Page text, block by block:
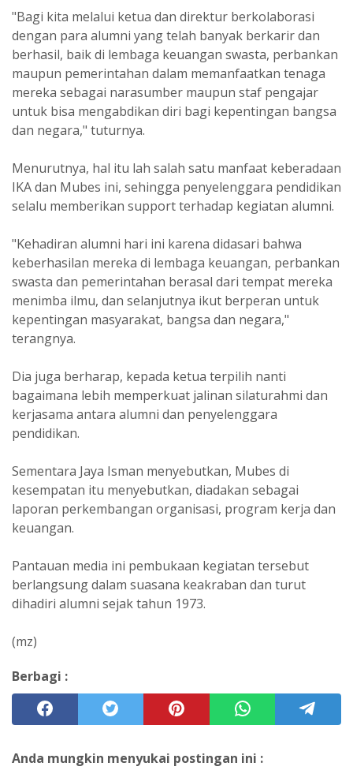
"Bagi kita melalui ketua dan direktur berkolaborasi
dengan para alumni yang telah banyak berkarir dan
berhasil, baik di lembaga keuangan swasta, perbankan
maupun pemerintahan dalam memanfaatkan tenaga
mereka sebagai narasumber maupun staf pengajar
untuk bisa mengabdikan diri bagi kepentingan bangsa
dan negara," tuturnya.
Menurutnya, hal itu lah salah satu manfaat keberadaan
IKA dan Mubes ini, sehingga penyelenggara pendidikan
selalu memberikan support terhadap kegiatan alumni.
"Kehadiran alumni hari ini karena didasari bahwa
keberhasilan mereka di lembaga keuangan, perbankan
swasta dan pemerintahan berasal dari tempat mereka
menimba ilmu, dan selanjutnya ikut berperan untuk
kepentingan masyarakat, bangsa dan negara,"
terangnya.
Dia juga berharap, kepada ketua terpilih nanti
bagaimana lebih memperkuat jalinan silaturahmi dan
kerjasama antara alumni dan penyelenggara
pendidikan.
Sementara Jaya Isman menyebutkan, Mubes di
kesempatan itu menyebutkan, diadakan sebagai
laporan perkembangan organisasi, program kerja dan
keuangan.
Pantauan media ini pembukaan kegiatan tersebut
berlangsung dalam suasana keakraban dan turut
dihadiri alumni sejak tahun 1973.
(mz)
Berbagi :
Anda mungkin menyukai postingan ini :